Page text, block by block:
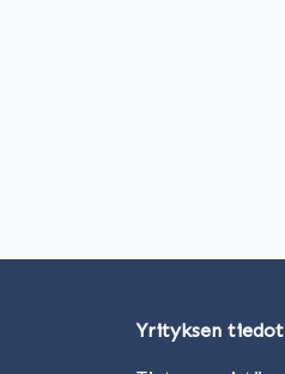
Yrityksen tiedot